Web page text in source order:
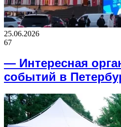
25.06.2026
67
— Интересная
событий в